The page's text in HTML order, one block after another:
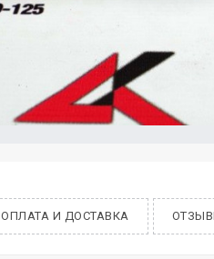
ОПЛАТА И ДОСТАВКА